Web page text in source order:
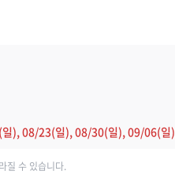
), 08/23(일), 08/30(일), 09/06(일)
질 수 있습니다.